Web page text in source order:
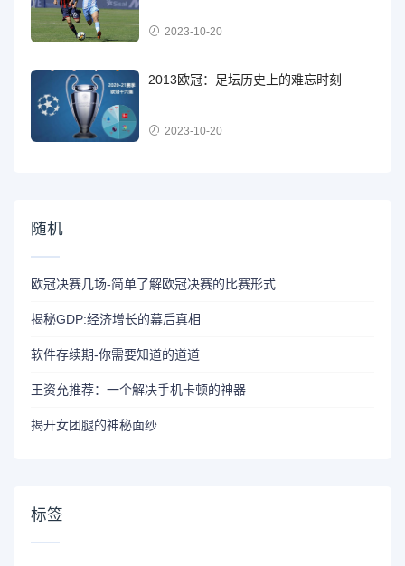
2023-10-20
2013欧冠：足坛历史上的难忘时刻
2023-10-20
随机
欧冠决赛几场-简单了解欧冠决赛的比赛形式
揭秘GDP:经济增长的幕后真相
软件存续期-你需要知道的道道
王资允推荐：一个解决手机卡顿的神器
揭开女团腿的神秘面纱
标签